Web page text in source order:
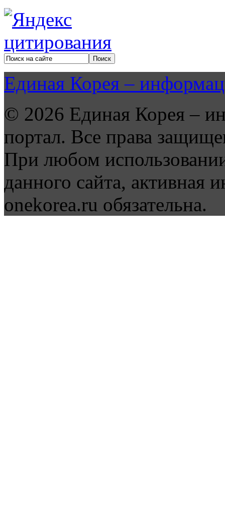
Единая Корея –
© 2026 Единая Корея –
портал. Все права
При любом
данного сайта, активная
onekorea.ru обязательна.